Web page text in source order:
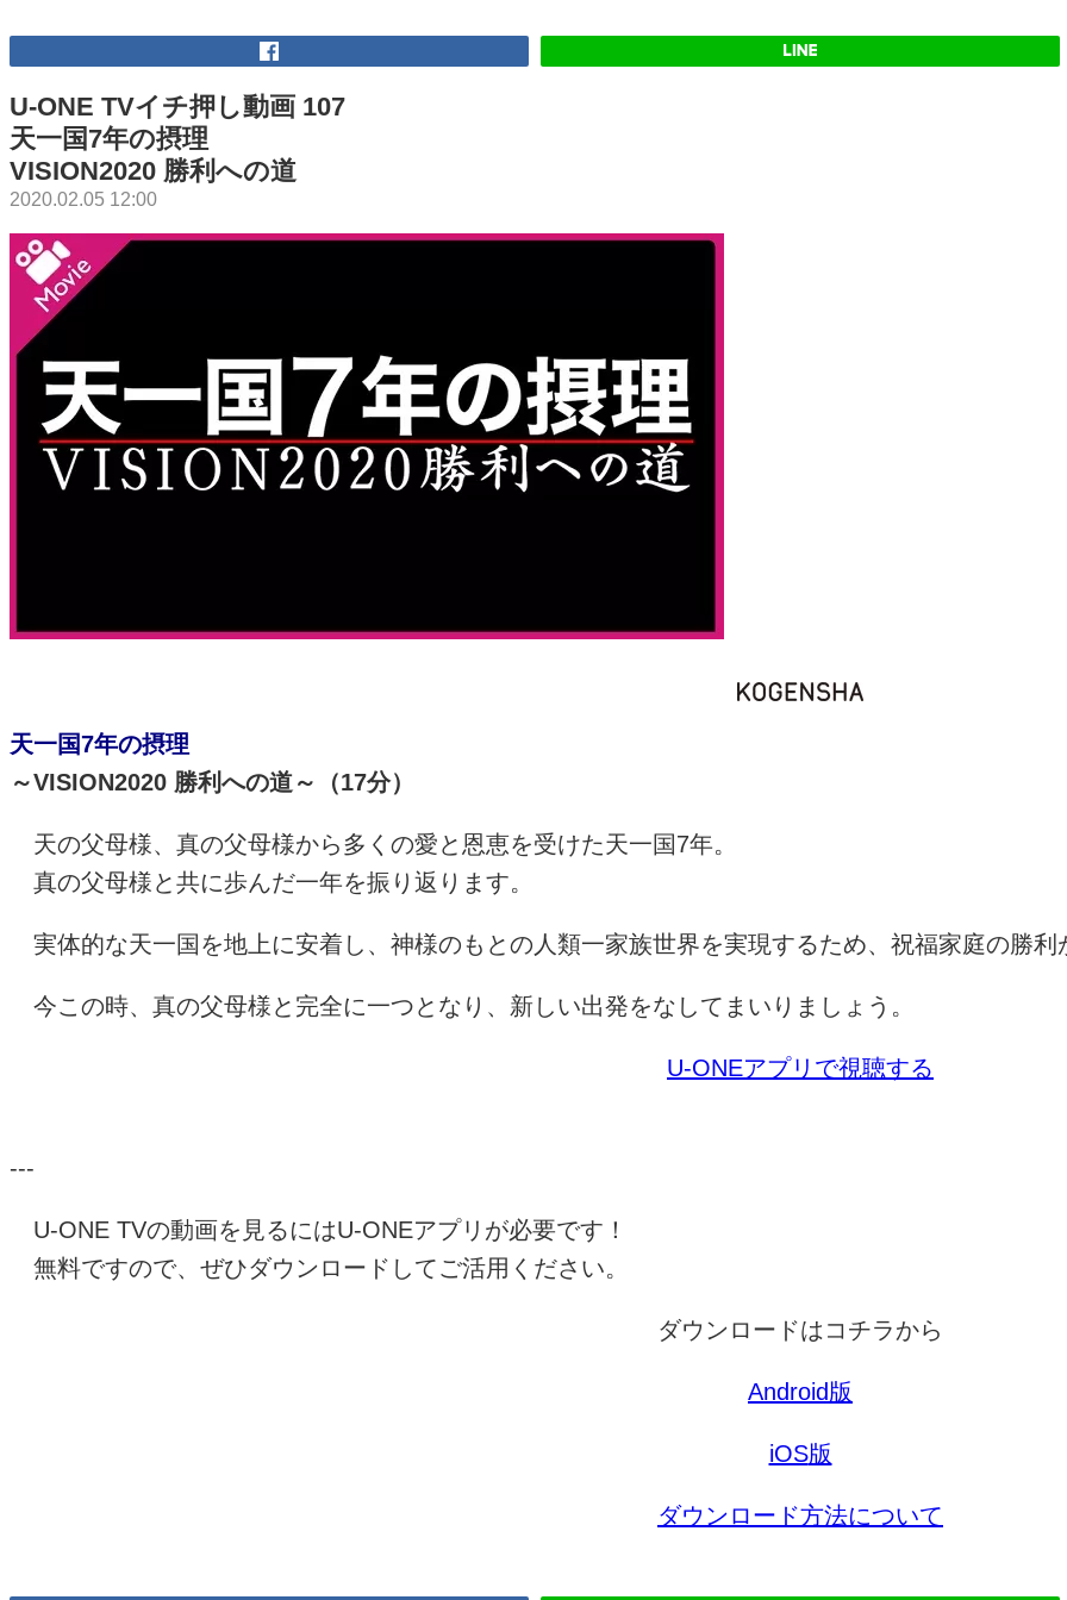
U-ONE TVイチ押し動画 107
天一国7年の摂理
VISION2020 勝利への道
2020.02.05 12:00
天一国7年の摂理
～VISION2020 勝利への道～（17分）
天の父母様、真の父母様から多くの愛と恩恵を受けた天一国7年。
真の父母様と共に歩んだ一年を振り返ります。
実体的な天一国を地上に安着し、神様のもとの人類一家族世界を実現するため、祝福家庭の勝利
今この時、真の父母様と完全に一つとなり、新しい出発をなしてまいりましょう。
U-ONEアプリで視聴する
---
U-ONE TVの動画を見るにはU-ONEアプリが必要です！
無料ですので、ぜひダウンロードしてご活用ください。
ダウンロードはコチラから
Android版
iOS版
ダウンロード方法について